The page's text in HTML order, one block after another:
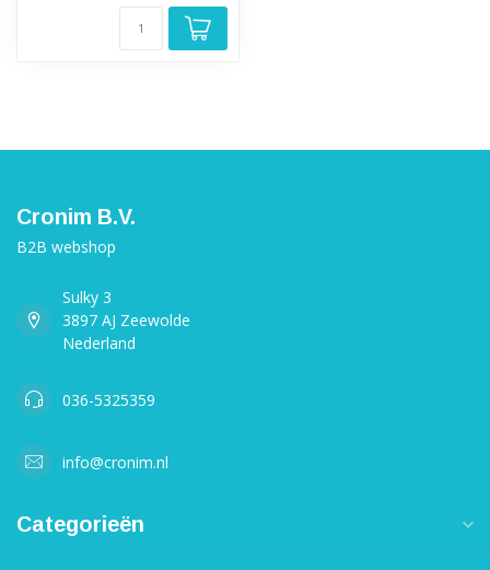
Cronim B.V.
B2B webshop
Sulky 3
3897 AJ Zeewolde
Nederland
036-5325359
info@cronim.nl
Categorieën